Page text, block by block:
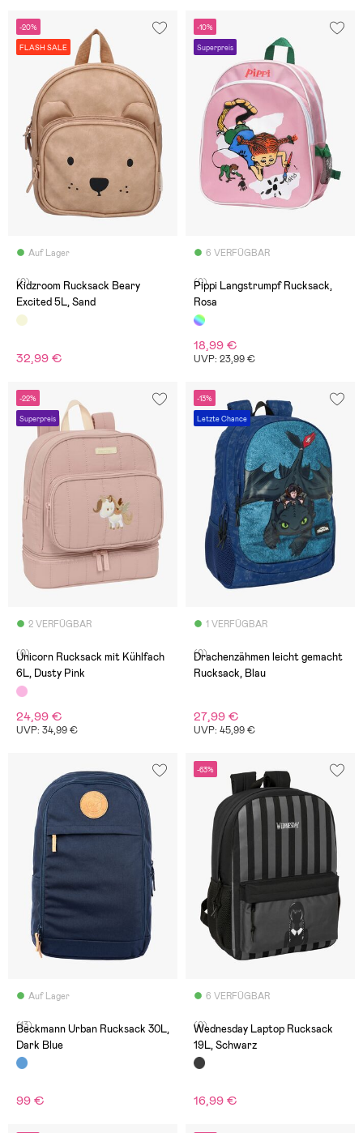
-20%
FLASH SALE
Auf Lager
(0)
Kidzroom Rucksack Beary
Excited 5L, Sand
32,99 €
-10%
Superpreis
6 VERFÜGBAR
(0)
Pippi Langstrumpf Rucksack,
Rosa
18,99 €
UVP: 23,99 €
-22%
Superpreis
2 VERFÜGBAR
(0)
Unicorn Rucksack mit Kühlfach
6L, Dusty Pink
24,99 €
UVP: 34,99 €
-13%
Letzte Chance
1 VERFÜGBAR
(0)
Drachenzähmen leicht gemacht
Rucksack, Blau
27,99 €
UVP: 45,99 €
Auf Lager
(13)
Beckmann Urban Rucksack 30L,
Dark Blue
99 €
-63%
6 VERFÜGBAR
(0)
Wednesday Laptop Rucksack
19L, Schwarz
16,99 €